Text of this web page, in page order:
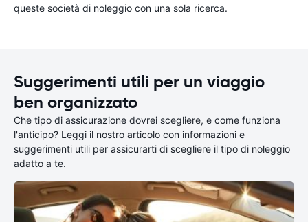
queste società di noleggio con una sola ricerca.
Suggerimenti utili per un viaggio
ben organizzato
Che tipo di assicurazione dovrei scegliere, e come funziona
l'anticipo? Leggi il nostro articolo con informazioni e
suggerimenti utili per assicurarti di scegliere il tipo di noleggio
adatto a te.